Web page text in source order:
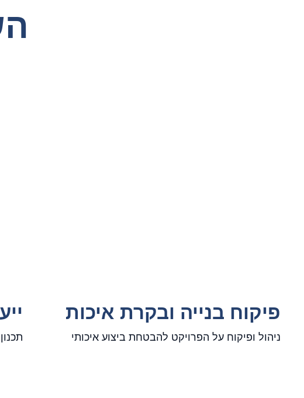
פיקוח בנייה ובקרת איכות
ניהול ופיקוח על הפרויקט להבטחת ביצוע איכותי